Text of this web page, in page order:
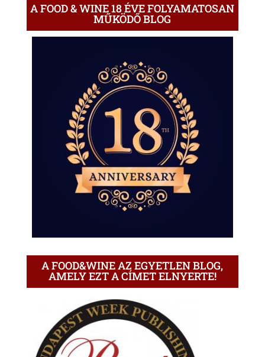
A FOOD & WINE 18 ÉVE FOLYAMATOSAN
MŰKÖDŐ BLOG
A FOOD&WINE AZ EGYETLEN BLOG,
AMELY EZT A CÍMET ELNYERTE!